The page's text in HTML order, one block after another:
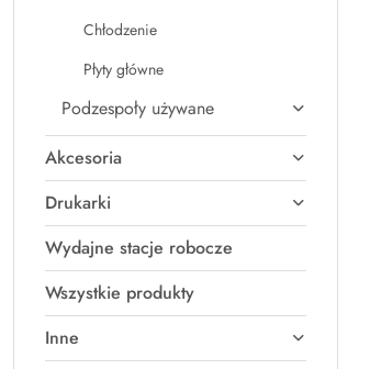
Chłodzenie
Płyty główne
Podzespoły używane
Akcesoria
Drukarki
Wydajne stacje robocze
Wszystkie produkty
Inne